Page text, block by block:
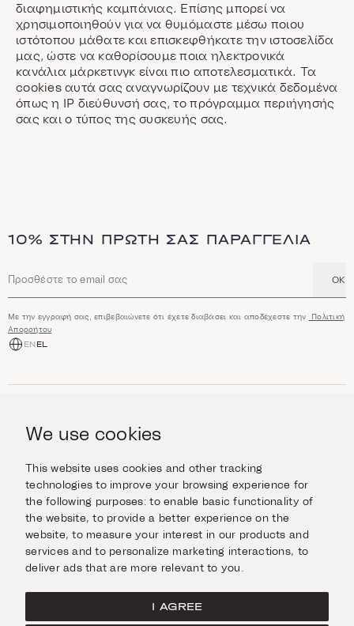
We use cookies
This website uses cookies and other tracking
technologies to improve your browsing experience for
the following purposes:to enable basic functionality of
the website,to provide a better experience on the
website,to measure your interest in our products and
services and to personalize marketing interactions, to
deliver ads that are more relevant to you
I AGREE
διαφημιστικής καμπάνιας. Επίσης μπορεί να
χρησιμοποιηθούν για να θυμόμαστε μέσω ποιου
ιστότοπου μάθατε και επισκεφθήκατε την ιστοσελίδα
μας, ώστε να καθορίσουμε ποια ηλεκτρονικά
κανάλια μάρκετινγκ είναι πιο αποτελεσματικά. Τα
cookies αυτά σας αναγνωρίζουν με τεχνικά δεδομένα
όπως η IP διεύθυνσή σας, το πρόγραμμα περιήγησής
σας και ο τύπος της συσκευής σας.
10% ΣΤΗΝ ΠΡΏΤΗ ΣΑΣ ΠΑΡΑΓΓΕΛΊΑ
Διεύθυνση email OK
Με την εγγραφή σας, επιβεβαιώνετε ότι έχετε διαβάσει και αποδέχεστε την
Πολιτική
Απορρήτου
EN EL
Κοσμήματα
Ρολόγια
Ταξιδέψτε με Στυλ
Giftcard
ΠΛΗΡΟΦΟΡΊΕΣ
Βοήθεια και Ερωτήσεις
Αποστολές και επιστροφές
Επικοινωνήστε μαζί μας
ΣΧΕΤΙΚΆ ΜΕ ΕΜΆΣ
Η οικογένεια Ιμάνογλου
Τα καταστήματά μας
Facebook
ΝΟΜΙΚΆ
Πολιτική Cookies
Πολιτική Απορρήτου